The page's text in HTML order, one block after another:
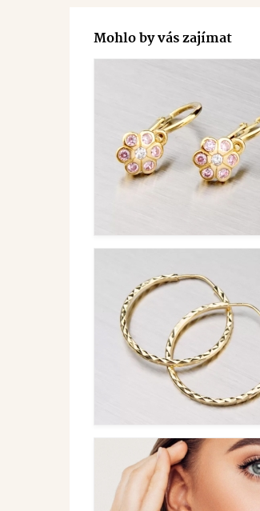
Mohlo by vás zajímat